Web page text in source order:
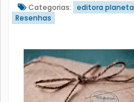
Categorias: editora planeta
Resenhas